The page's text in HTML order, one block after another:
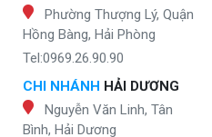
Phường Thượng Lý, Quận
Hồng Bàng, Hải Phòng
Tel:0969.26.90.90
CHI NHÁNH HẢI DƯƠNG
Nguyễn Văn Linh, Tân
Bình, Hải Dương